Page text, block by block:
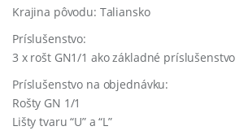
Krajina pôvodu: Taliansko
Príslušenstvo:
3 x rošt GN1/1 ako základné príslušenstvo
Príslušenstvo na objednávku:
Rošty GN 1/1
Lišty tvaru “U” a “L”